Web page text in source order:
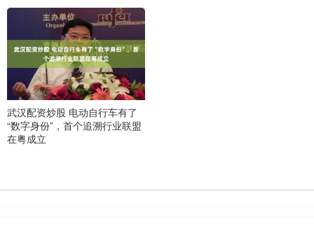
武汉配资炒股 电动自行车有了
“数字身份”，首个追溯行业联盟
在粤成立